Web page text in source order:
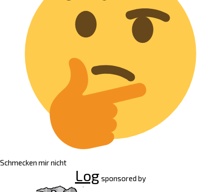
Schmecken mir nicht
Log sponsored by